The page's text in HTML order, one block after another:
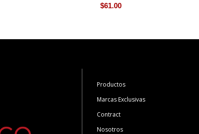
$61.00
Productos
Marcas Exclusivas
Contract
Nosotros